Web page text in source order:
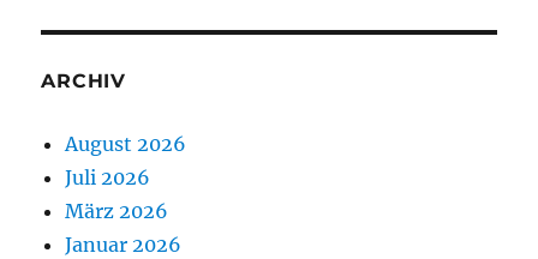
ARCHIV
August 2026
Juli 2026
März 2026
Januar 2026